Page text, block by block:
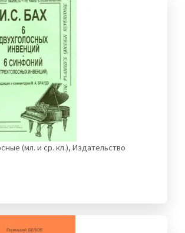
(мл. и ср. кл.), Издательство